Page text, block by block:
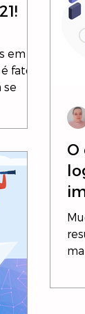
em
fato
se
O